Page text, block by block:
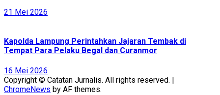
21 Mei 2026
Kapolda Lampung Perintahkan Jajaran Tembak di
Tempat Para Pelaku Begal dan Curanmor
16 Mei 2026
Copyright © Catatan Jurnalis. All rights reserved. |
ChromeNews by AF themes.